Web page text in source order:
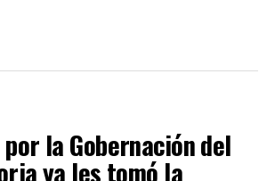
la Gobernación del
ya les tomó la